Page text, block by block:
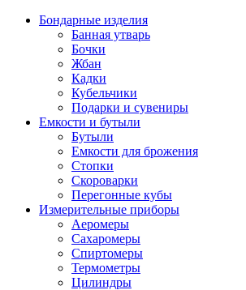
Бондарные изделия
Банная утварь
Бочки
Жбан
Кадки
Кубельчики
Подарки и сувениры
Емкости и бутыли
Бутыли
Емкости для брожения
Стопки
Скороварки
Перегонные кубы
Измерительные приборы
Аеромеры
Сахаромеры
Спиртомеры
Термометры
Цилиндры